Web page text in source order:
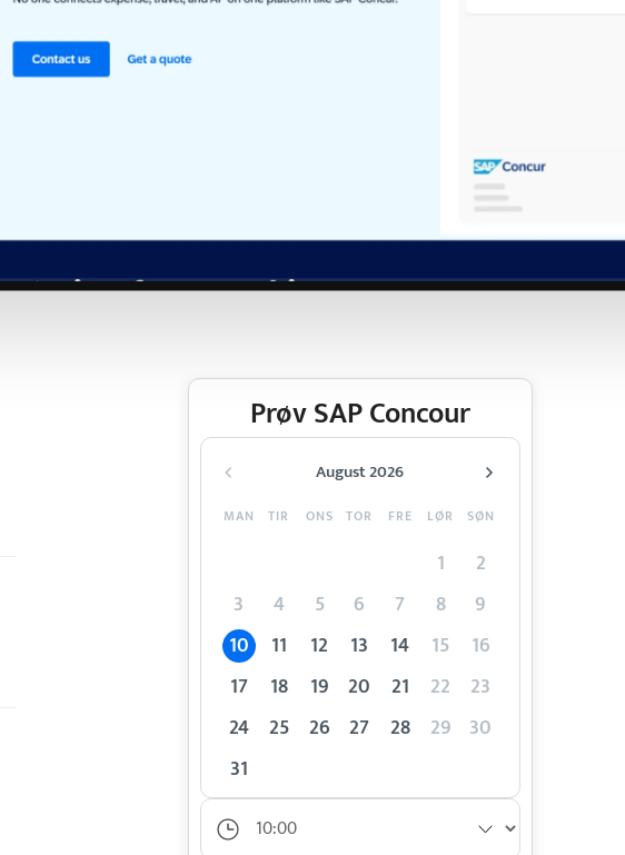
Prøv SAP Concour
August 2026
MAN TIR ONS TOR FRE LØR SØN
1
2
3
4 5 6 7 8
9
10
11 12 13 14 15
16
17
18 19 20 21 22
23
24
25 26 27 28 29 30
31